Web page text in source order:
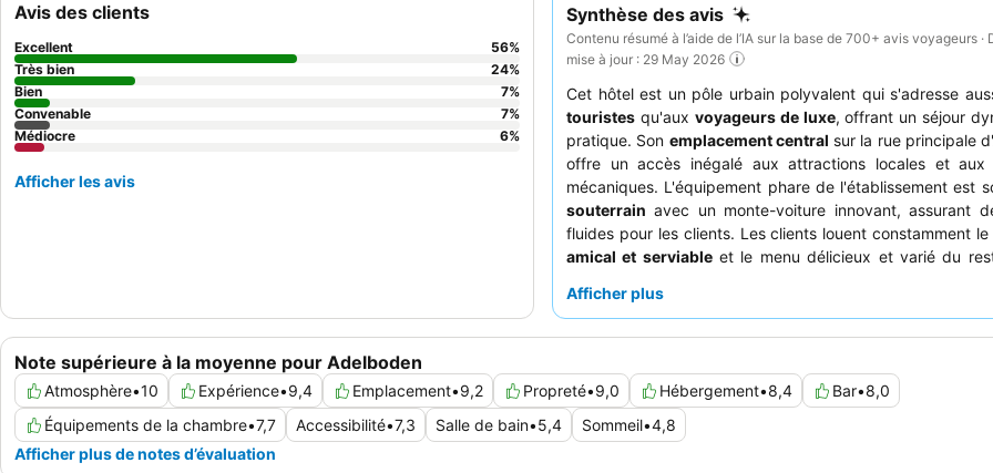
Synthèse des avis
Contenu résumé à l’aide de l’IA sur la base de 700+ avis voyageurs ·
mise à jour : 29 May 2026
Cet hôtel est un pôle urbain polyvalent qui s'adresse
touristes qu'aux voyageurs de luxe, offrant un séjour
pratique. Son emplacement central sur la rue principale
offre un accès inégalé aux attractions locales et aux
mécaniques. L'équipement phare de l'établissement est
souterrain avec un monte-voiture innovant, assurant
fluides pour les clients. Les clients louent constamment le
amical et serviableet le menu délicieux et varié du
une expérience vraiment tranquille, les clients devraient
Afficher plus
Note supérieure à la moyenne pour Adelboden
Atmosphère•10 Expérience•9,4 Emplacement•9,2 Propreté•9,0 Hébergement•8,4 Bar•8,0
Équipements de la chambre•7,7 Accessibilité•7,3 Salle de bain•5,4 Sommeil•4,8
Afficher plus de notes d’évaluation
Avis des clients
Excellent 56%
Très bien
24%
Bien
7%
Convenable
7%
Médiocre
6%
Afficher les avis